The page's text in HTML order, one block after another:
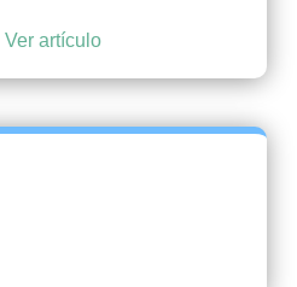
Ver artículo